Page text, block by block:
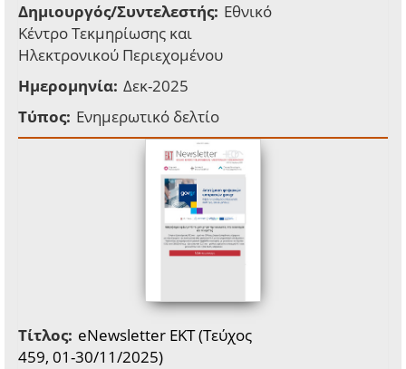
Δημιουργός/Συντελεστής: Εθνικό
Κέντρο Τεκμηρίωσης και
Ηλεκτρονικού Περιεχομένου
Ημερομηνία: Δεκ-2025
Τύπος: Ενημερωτικό δελτίο
Τίτλος: eNewsletter EKT (Τεύχος
459, 01-30/11/2025)